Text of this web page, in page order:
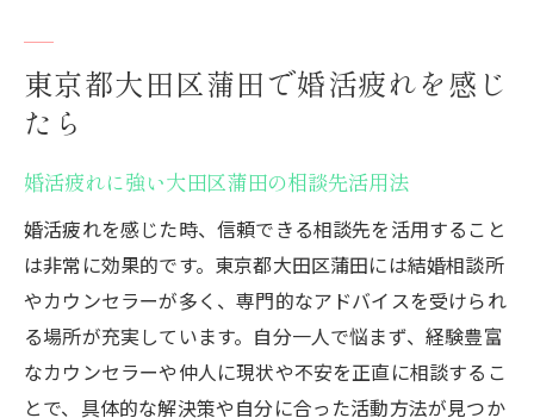
東京都大田区蒲田で婚活疲れを感じ
たら
婚活疲れに強い大田区蒲田の相談先活用法
婚活疲れを感じた時、信頼できる相談先を活用すること
は非常に効果的です。東京都大田区蒲田には結婚相談所
やカウンセラーが多く、専門的なアドバイスを受けられ
る場所が充実しています。自分一人で悩まず、経験豊富
なカウンセラーや仲人に現状や不安を正直に相談するこ
とで、具体的な解決策や自分に合った活動方法が見つか